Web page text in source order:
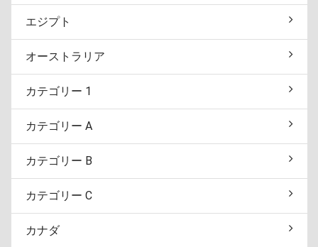
エジプト
オーストラリア
カテゴリー 1
カテゴリー A
カテゴリー B
カテゴリー C
カナダ